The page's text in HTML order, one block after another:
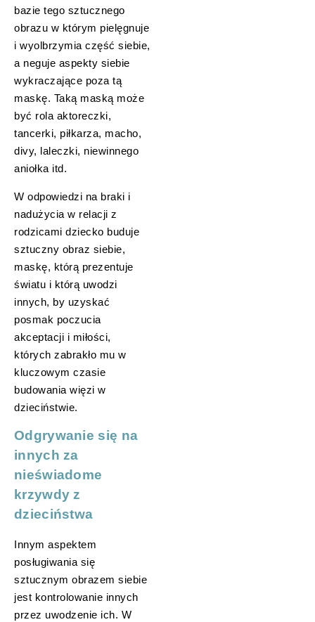
bazie tego sztucznego
obrazu w którym pielęgnuje
i wyolbrzymia część siebie,
a neguje aspekty siebie
wykraczające poza tą
maskę. Taką maską może
być rola aktoreczki,
tancerki, piłkarza, macho,
divy, laleczki, niewinnego
aniołka itd.
W odpowiedzi na braki i
nadużycia w relacji z
rodzicami dziecko buduje
sztuczny obraz siebie,
maskę, którą prezentuje
światu i którą uwodzi
innych, by uzyskać
posmak poczucia
akceptacji i miłości,
których zabrakło mu w
kluczowym czasie
budowania więzi w
dzieciństwie.
Odgrywanie się na
innych za
nieświadome
krzywdy z
dzieciństwa
Innym aspektem
posługiwania się
sztucznym obrazem siebie
jest kontrolowanie innych
przez uwodzenie ich. W